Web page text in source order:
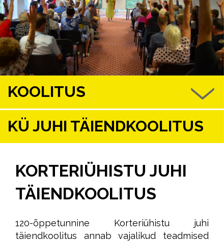
KOOLITUS
KÜ JUHI TÄIENDKOOLITUS
KORTERIÜHISTU JUHI
TÄIENDKOOLITUS
120-õppetunnine Korteriühistu juhi
täiendkoolitus annab vajalikud teadmised